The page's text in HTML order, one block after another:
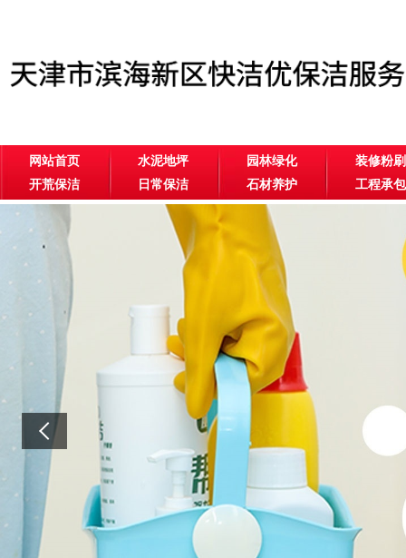
网站首页 水泥地坪 园林绿化
装修粉刷
开荒保洁
日常保洁 石材养护
工程承包
公司相册